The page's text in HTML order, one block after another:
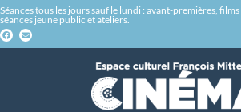
Séances tous les jours sauf le lundi : avant-premières,
séances jeune public et ateliers.